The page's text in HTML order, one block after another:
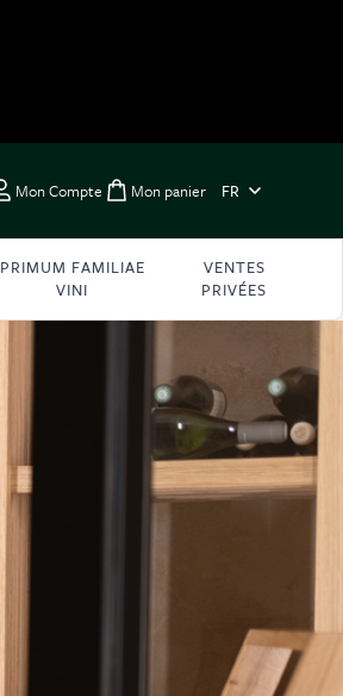
Mon Compte Toggle minicart,
Mon panier FR
PRIMUM FAMILIAE
VINI
VENTES
PRIVÉES